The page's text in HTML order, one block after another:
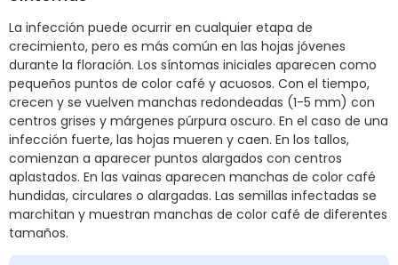
La infección puede ocurrir en cualquier etapa de
crecimiento, pero es más común en las hojas jóvenes
durante la floración. Los síntomas iniciales aparecen como
pequeños puntos de color café y acuosos. Con el tiempo,
crecen y se vuelven manchas redondeadas (1-5 mm) con
centros grises y márgenes púrpura oscuro. En el caso de una
infección fuerte, las hojas mueren y caen. En los tallos,
comienzan a aparecer puntos alargados con centros
aplastados. En las vainas aparecen manchas de color café
hundidas, circulares o alargadas. Las semillas infectadas se
marchitan y muestran manchas de color café de diferentes
tamaños.